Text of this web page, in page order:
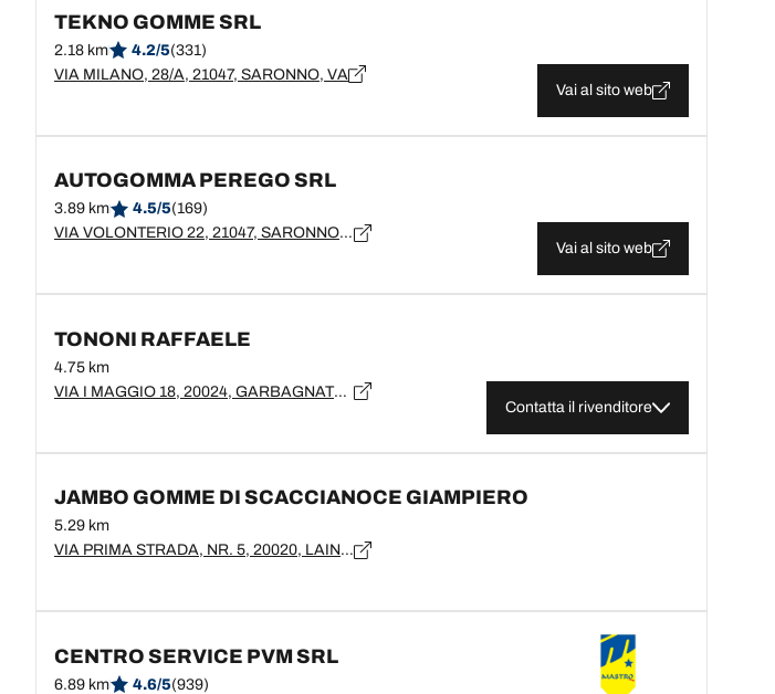
TEKNO GOMME SRL
2.18 km 4.2/5(331)
VIA MILANO, 28/A, 21047, SARONNO, VA
Vai al sito web
AUTOGOMMA PEREGO SRL
3.89 km 4.5/5(169)
VIA VOLONTERIO 22, 21047, SARONNO, VA
Vai al sito web
TONONI RAFFAELE
4.75 km
VIA I MAGGIO 18, 20024, GARBAGNATE MILANESE
Contatta il rivenditore
JAMBO GOMME DI SCACCIANOCE GIAMPIERO
5.29 km
VIA PRIMA STRADA, NR. 5, 20020, LAINATE
CENTRO SERVICE PVM SRL
6.89 km 4.6/5(939)